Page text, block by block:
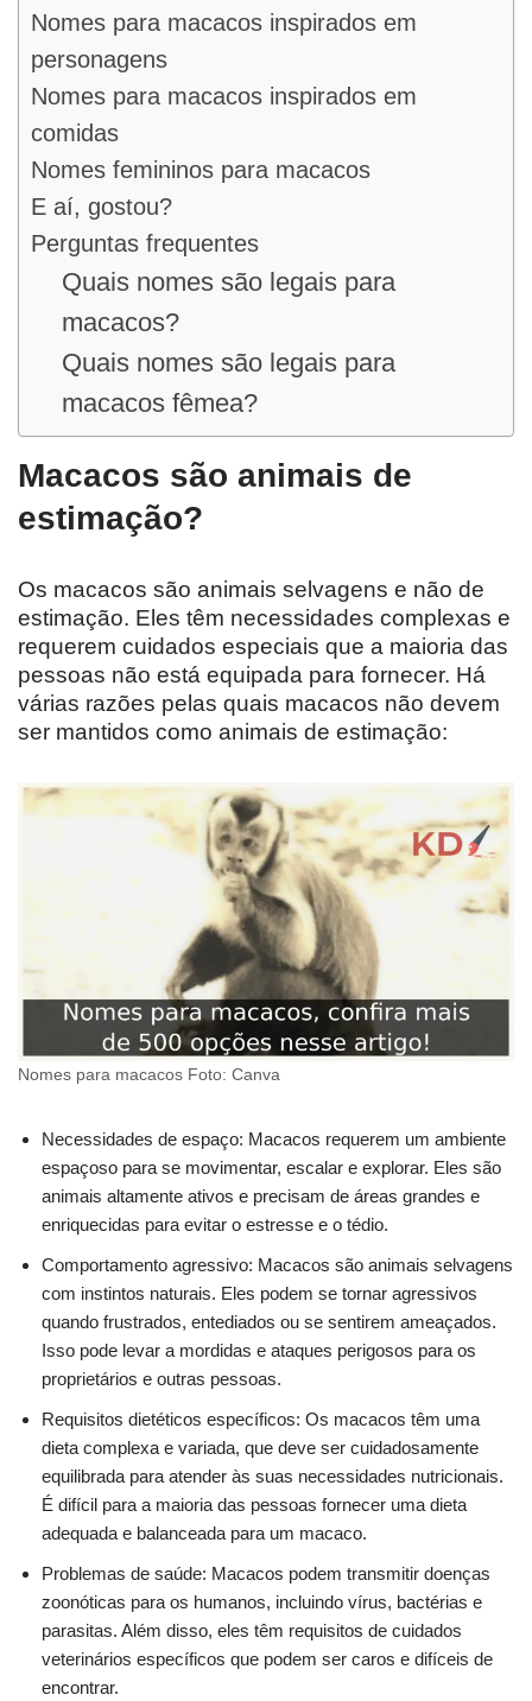
Nomes para macacos inspirados em
personagens
Nomes para macacos inspirados em
comidas
Nomes femininos para macacos
E aí, gostou?
Perguntas frequentes
Quais nomes são legais para
macacos?
Quais nomes são legais para
macacos fêmea?
Macacos são animais de
estimação?
Os macacos são animais selvagens e não de
estimação. Eles têm necessidades complexas e
requerem cuidados especiais que a maioria das
pessoas não está equipada para fornecer. Há
várias razões pelas quais macacos não devem
ser mantidos como animais de estimação:
Nomes para macacos Foto: Canva
Necessidades de espaço: Macacos requerem um ambiente
espaçoso para se movimentar, escalar e explorar. Eles são
animais altamente ativos e precisam de áreas grandes e
enriquecidas para evitar o estresse e o tédio.
Comportamento agressivo: Macacos são animais selvagens
com instintos naturais. Eles podem se tornar agressivos
quando frustrados, entediados ou se sentirem ameaçados.
Isso pode levar a mordidas e ataques perigosos para os
proprietários e outras pessoas.
Requisitos dietéticos específicos: Os macacos têm uma
dieta complexa e variada, que deve ser cuidadosamente
equilibrada para atender às suas necessidades nutricionais.
É difícil para a maioria das pessoas fornecer uma dieta
adequada e balanceada para um macaco.
Problemas de saúde: Macacos podem transmitir doenças
zoonóticas para os humanos, incluindo vírus, bactérias e
parasitas. Além disso, eles têm requisitos de cuidados
veterinários específicos que podem ser caros e difíceis de
encontrar.